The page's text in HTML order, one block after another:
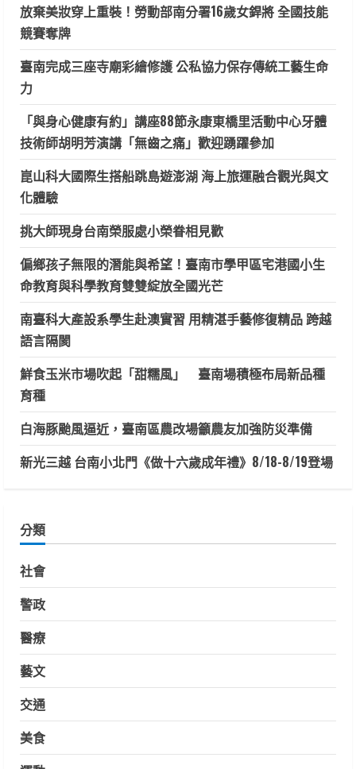
放棄美妝穿上重裝！勞動部南分署16歲女銲將 全國技能
競賽奪牌
臺南完成三座寺廟彩繪修護 公私協力保存傳統工藝生命
力
「與身心健康有約」講座88節永康東橋里活動中心牙體
技術師胡明芳演講「無齒之痛」歡迎踴躍參加
崑山科大國際生搭船跳島遊澎湖 海上旅運融合觀光與文
化體驗
挑大師現身台南榮服處小榮眷相見歡
偏鄉孩子無限的潛能與希望！臺南市學甲區宅港國小生
命教育與科學教育雙雙綻放全國光芒
南臺科大產設系學生赴澳實習 用精湛手藝修復精品 跨越
語言隔閡
鮮食玉米市場吹起「甜糯風」 臺南場積極布局新品種
育種
白海豚颱風逼近，臺南區農改場籲農友加強防災準備
新光三越 台南小北門《做十六歲成年禮》8/18-8/19登場
分類
社會
警政
醫療
藝文
交通
美食